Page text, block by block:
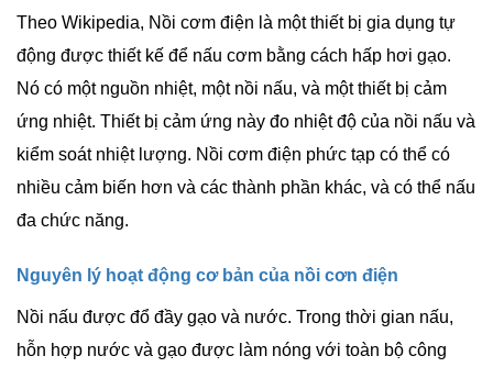
Theo Wikipedia, Nồi cơm điện là một thiết bị gia dụng tự
động được thiết kế để nấu cơm bằng cách hấp hơi gạo.
Nó có một nguồn nhiệt, một nồi nấu, và một thiết bị cảm
ứng nhiệt. Thiết bị cảm ứng này đo nhiệt độ của nồi nấu và
kiểm soát nhiệt lượng. Nồi cơm điện phức tạp có thể có
nhiều cảm biến hơn và các thành phần khác, và có thể nấu
đa chức năng.
Nguyên lý hoạt động cơ bản của nồi cơn điện
Nồi nấu được đổ đầy gạo và nước. Trong thời gian nấu,
hỗn hợp nước và gạo được làm nóng với toàn bộ công